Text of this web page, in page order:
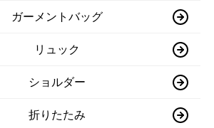
ガーメントバッグ
リュック
ショルダー
折りたたみ